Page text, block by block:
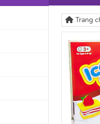
Trang